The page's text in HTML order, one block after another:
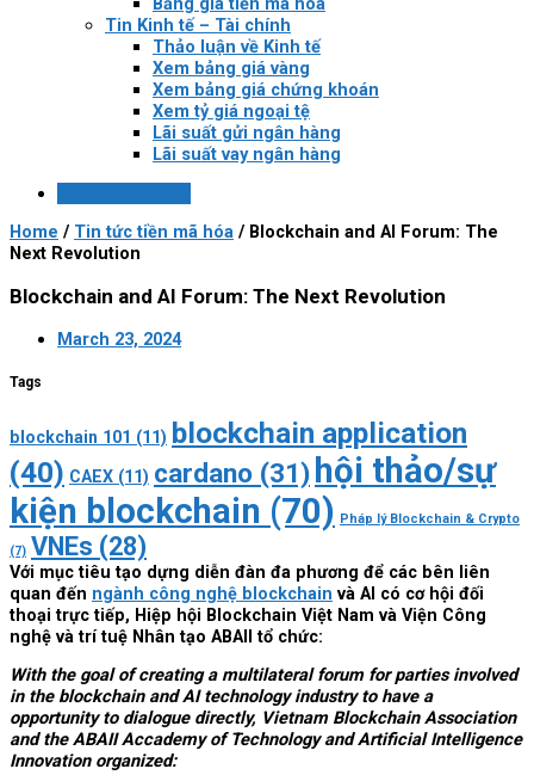
Tin Kinh tế – Tài chính
Thảo luận về Kinh tế
Xem bảng giá vàng
Xem bảng giá chứng khoán
Xem tỷ giá ngoại tệ
Lãi suất gửi ngân hàng
Lãi suất vay ngân hàng
Home / Tin tức tiền mã hóa / Blockchain and AI Forum: The
Next Revolution
Blockchain and AI Forum: The Next Revolution
March 23, 2024
Tags
blockchain 101 (11) blockchain application
(40) CAEX (11) cardano (31)hội thảo/sự
kiện blockchain (70) Pháp lý Blockchain & Crypto
(7) VNEs (28)
Với mục tiêu tạo dựng diễn đàn đa phương để các bên liên
quan đến ngành công nghệ blockchain và AI có cơ hội đối
thoại trực tiếp, Hiệp hội Blockchain Việt Nam và Viện Công
nghệ và trí tuệ Nhân tạo ABAII tổ chức:
With the goal of creating a multilateral forum for parties involved
in the blockchain and AI technology industry to have a
opportunity to dialogue directly, Vietnam Blockchain Association
and the ABAII Accademy of Technology and Artificial Intelligence
Innovation organized: